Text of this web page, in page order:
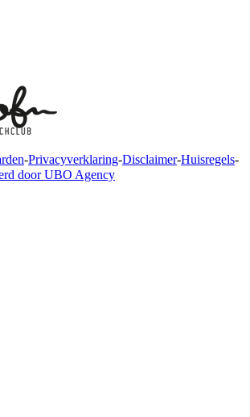
-Privacyverklaring-Disclaimer-Huisregels-
door UBO Agency